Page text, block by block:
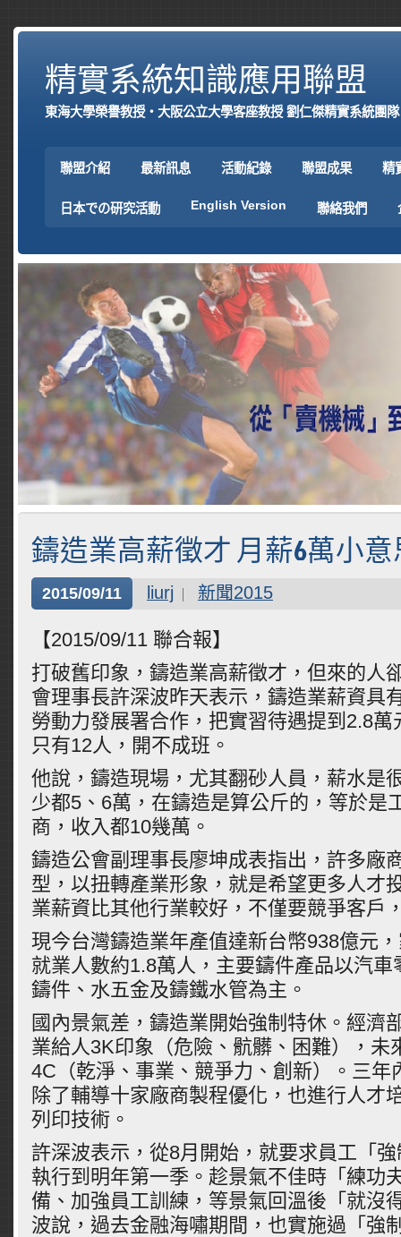
精實系統知識應用聯盟
東海大學榮譽教授‧大阪公立大學客座教授 劉仁傑精實系統團隊
聯盟介紹 最新訊息 活動紀錄 聯盟成果 精
日本での研究活動 English Version 聯絡我們
鑄造業高薪徵才 月薪6萬小
2015/09/11 liurj 新聞2015
【2015/09/11 聯合報】
打破舊印象，鑄造業高薪徵才，但來的人
會理事長許深波昨天表示，鑄造業薪資具
勞動力發展署合作，把實習待遇提到2.8萬
只有12人，開不成班。
他說，鑄造現場，尤其翻砂人員，薪水是
少都5、6萬，在鑄造是算公斤的，等於是
商，收入都10幾萬。
鑄造公會副理事長廖坤成表指出，許多廠
型，以扭轉產業形象，就是希望更多人才
業薪資比其他行業較好，不僅要競爭客戶
現今台灣鑄造業年產值達新台幣938億元
就業人數約1.8萬人，主要鑄件產品以汽車
鑄件、水五金及鑄鐵水管為主。
國內景氣差，鑄造業開始強制特休。經濟
業給人3K印象（危險、骯髒、困難），未
4C（乾淨、事業、競爭力、創新）。三年
除了輔導十家廠商製程優化，也進行人才
列印技術。
許深波表示，從8月開始，就要求員工「
執行到明年第一季。趁景氣不佳時「練功
備、加強員工訓練，等景氣回溫後「就沒
波說，過去金融海嘯期間，也實施過「強